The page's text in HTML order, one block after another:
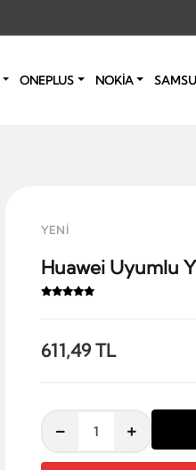
ONEPLUS NOKİA
YENİ
Huawei Uyumlu
611,49 TL